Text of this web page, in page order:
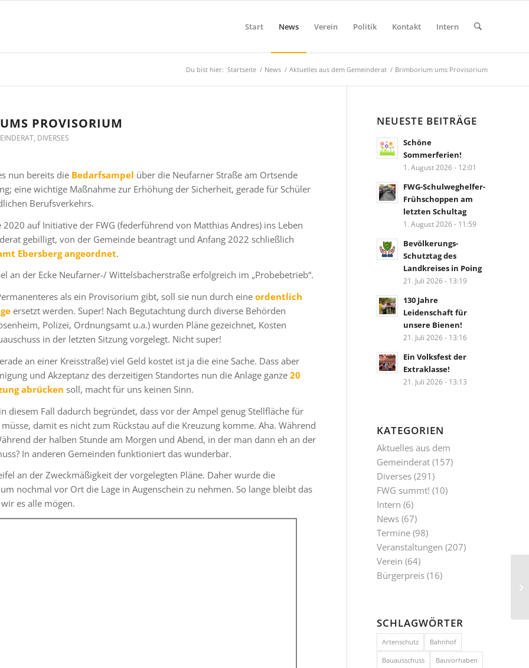
Start News Verein Politik Kontakt Intern
Du bist hier: Startseite / News / Aktuelles aus dem Gemeinderat / Brimborium ums Provisorium
PROVISORIUM
, DIVERSES
nun bereits die Bedarfsampel über die Neufarner Straße am Ortsende
eine wichtige Maßnahme zur Erhöhung der Sicherheit, gerade für Schüler
Berufsverkehrs.
auf Initiative der FWG (federführend von Matthias Andres) ins Leben
gebilligt, von der Gemeinde beantragt und Anfang 2022 schließlich
Ebersberg angeordnet.
an der Ecke Neufarner-/ Wittelsbacherstraße erfolgreich im „Probebetrieb“.
als ein Provisorium gibt, soll sie nun durch eineordentlich
ersetzt werden. Super! Nach Begutachtung durch diverse Behörden
Polizei, Ordnungsamt u.a.) wurden Pläne gezeichnet, Kosten
in der letzten Sitzung vorgelegt. Nicht super!
an einer Kreisstraße) viel Geld kostet ist ja die eine Sache. Dass aber
und Akzeptanz des derzeitigen Standortes nun die Anlage ganze 20
abrücken soll, macht für uns keinen Sinn.
diesem Fall dadurch begründet, dass vor der Ampel genug Stellfläche für
damit es nicht zum Rückstau auf die Kreuzung komme. Aha. Während
der halben Stunde am Morgen und Abend, in der man dann eh an der
In anderen Gemeinden funktioniert das wunderbar.
an der Zweckmäßigkeit der vorgelegten Pläne. Daher wurde die
nochmal vor Ort die Lage in Augenschein zu nehmen. So lange bleibt das
es alle mögen.
NEUESTE BEITRÄGE
Schöne
Sommerferien!
1. August 2026 - 12:01
FWG-Schulweghelfer-
Frühschoppen am
letzten Schultag
1. August 2026 - 11:59
Bevölkerungs-
Schutztag des
Landkreises in Poing
21. Juli 2026 - 13:19
130 Jahre
Leidenschaft für
unsere Bienen!
21. Juli 2026 - 13:16
Ein Volksfest der
Extraklasse!
21. Juli 2026 - 13:13
KATEGORIEN
Aktuelles aus dem
Gemeinderat (157)
Diverses (291)
FWG summt! (10)
Intern (6)
News (67)
Termine (98)
Veranstaltungen (207)
Verein (64)
Bürgerpreis (16)
SCHLAGWÖRTER
Artenschutz Bahnhof
Bauausschuss Bauvorhaben